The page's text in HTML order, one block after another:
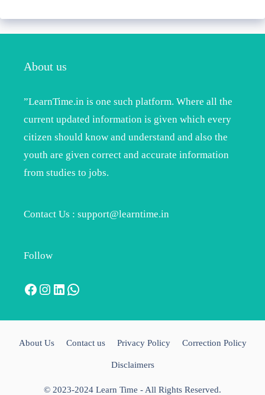
About us
”LearnTime.in is one such platform. Where all the
current updated information is given which every
citizen should know and understand and also the
youth are given correct and accurate information
from studies to jobs.
Contact Us : support@learntime.in
Follow
Facebook
Instagram
LinkedIn
WhatsApp
About Us Contact us Privacy Policy Correction Policy
Disclaimers
© 2023-2024 Learn Time - All Rights Reserved.